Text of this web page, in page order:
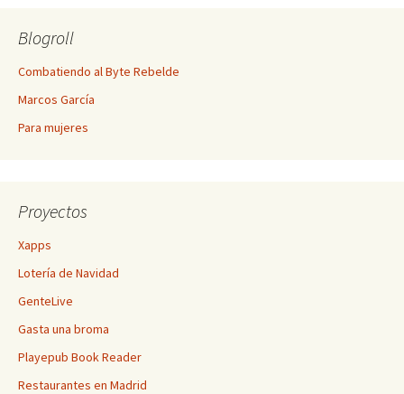
Blogroll
Combatiendo al Byte Rebelde
Marcos García
Para mujeres
Proyectos
Xapps
Lotería de Navidad
GenteLive
Gasta una broma
Playepub Book Reader
Restaurantes en Madrid